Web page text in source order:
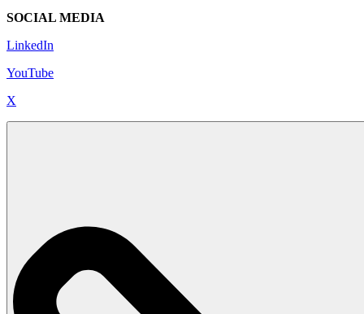
SOCIAL MEDIA
LinkedIn
YouTube
X